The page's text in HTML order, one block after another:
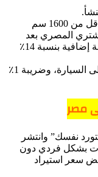
إذا كانت السيارة 1000 سم مكعب أو أقل من 1600 سم
ويدفع المشتري المصري بعد
استلام بوليصة التأمين، كما يدفع ضريبة إضافية بنسبة 14٪
توجد ضريبة بنسبة 3٪ على الطاولة على السيارة، وضريبة 1٪
مصر
نفسك” وانتشر
بشكل فردي دون
سعر استيراد